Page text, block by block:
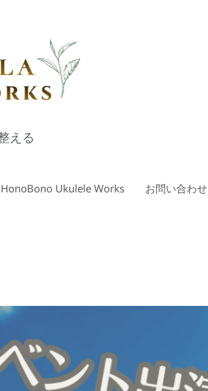
える
HonoBono Ukulele Works お問い合わせ